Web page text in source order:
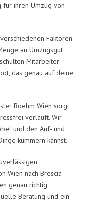
für ihren Umzug von
Faktoren
an Umzugsgut
Mitarbeiter
das genau auf deine
Boehm Wien sorgt
verläuft. Wir
und den Auf- und
kümmern kannst.
Wien nach Brescia
genau richtig.
Beratung und ein